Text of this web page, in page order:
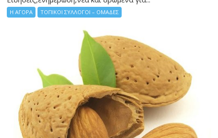
Η ΑΓΟΡΑ ΤΟΠΙΚΟΙ ΣΥΛΛΟΓΟΙ – ΟΜΑΔΕΣ